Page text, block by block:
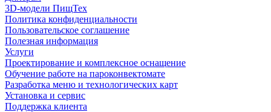
3D-модели ПищТех
Политика конфиденциальности
Пользовательское соглашение
Полезная информация
Услуги
Проектирование и комплексное оснащение
Обучение работе на пароконвектомате
Разработка меню и технологических карт
Установка и сервис
Поддержка клиента